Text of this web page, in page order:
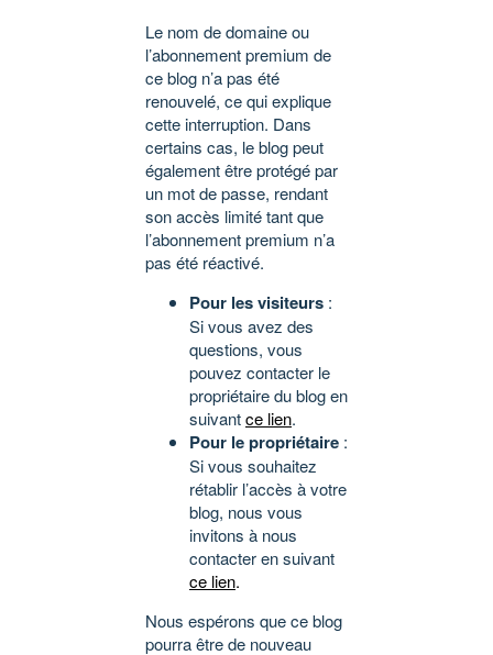
Le nom de domaine ou
l’abonnement premium de
ce blog n’a pas été
renouvelé, ce qui explique
cette interruption. Dans
certains cas, le blog peut
également être protégé par
un mot de passe, rendant
son accès limité tant que
l’abonnement premium n’a
pas été réactivé.
Pour les visiteurs :
Si vous avez des
questions, vous
pouvez contacter le
propriétaire du blog en
suivantce lien.
Pour le propriétaire :
Si vous souhaitez
rétablir l’accès à votre
blog, nous vous
invitons à nous
contacter en suivant
ce lien.
Nous espérons que ce blog
pourra être de nouveau